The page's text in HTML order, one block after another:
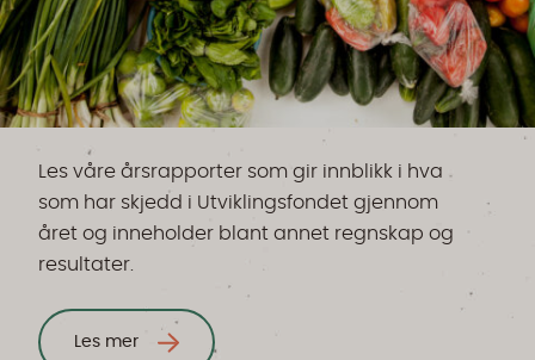
Les våre årsrapporter som gir innblikk i hva
som har skjedd i Utviklingsfondet gjennom
året og inneholder blant annet regnskap og
resultater.
Les mer